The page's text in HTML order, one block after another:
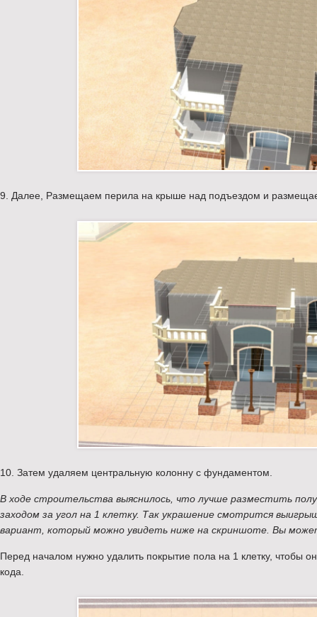
9. Далее, Размещаем перила на крыше над подъездом и
10. Затем удаляем центральную колонну с фундаментом.
В ходе строительства выяснилось, что лучше разместить
заходом за угол на 1 клетку. Так украшение смотрится
вариант, который можно увидеть ниже на скриншоте. Вы
Перед началом нужно удалить покрытие пола на 1 клетку, чтобы
кода.